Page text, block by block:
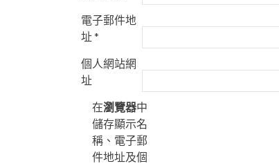
電子郵件地
址*
個人網站網
址
在瀏覽器中
儲存顯示名
稱、電子郵
件地址及個